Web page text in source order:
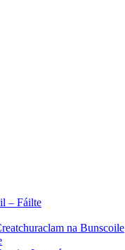
– Fáilte
na Bunscoile